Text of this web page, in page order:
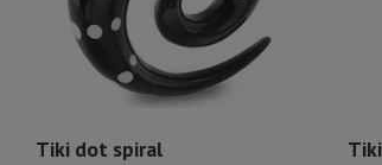
Tiki dot spiral